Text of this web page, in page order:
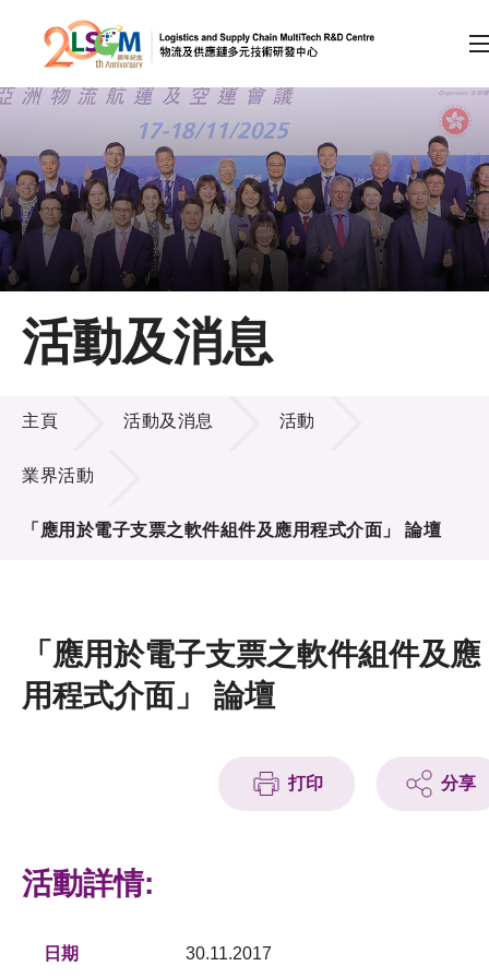
跳到內容（按回車鍵）
會員登入
A A EN 繁 简
主頁
關於LSCM
技術商品化
項目及資助計劃
新聞中心
活動及消息
活動及消息
主頁 活動及消息 活動
業界活動
「應用於電子支票之軟件組件及應用程式介面」 論壇
「應用於電子支票之軟件組件及應
用程式介面」 論壇
打印 分享
活動詳情:
日期 30.11.2017